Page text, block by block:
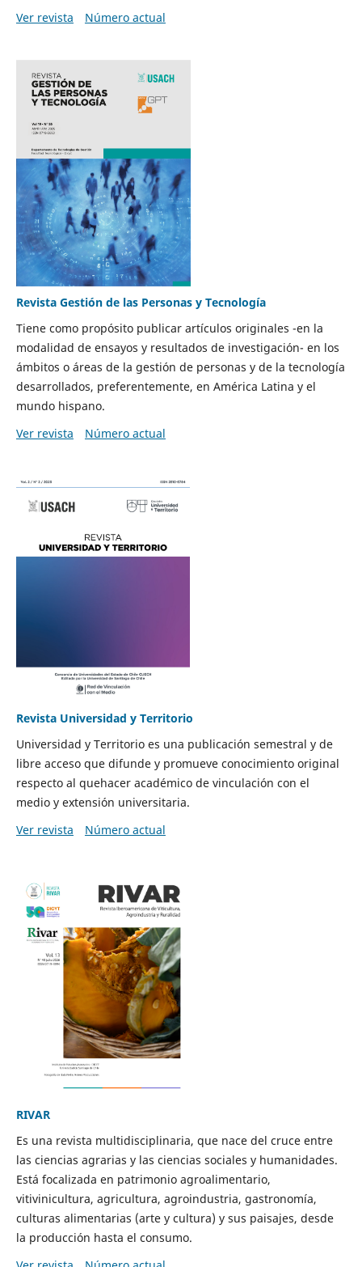
Ver revista
Número actual
Revista Gestión de las Personas y Tecnología
Tiene como propósito publicar artículos originales -en la
modalidad de ensayos y resultados de investigación- en los
ámbitos o áreas de la gestión de personas y de la tecnología
desarrollados, preferentemente, en América Latina y el
mundo hispano.
Ver revista
Número actual
Revista Universidad y Territorio
Universidad y Territorio es una publicación semestral y de
libre acceso que difunde y promueve conocimiento original
respecto al quehacer académico de vinculación con el
medio y extensión universitaria.
Ver revista
Número actual
RIVAR
Es una revista multidisciplinaria, que nace del cruce entre
las ciencias agrarias y las ciencias sociales y humanidades.
Está focalizada en patrimonio agroalimentario,
vitivinicultura, agricultura, agroindustria, gastronomía,
culturas alimentarias (arte y cultura) y sus paisajes, desde
la producción hasta el consumo.